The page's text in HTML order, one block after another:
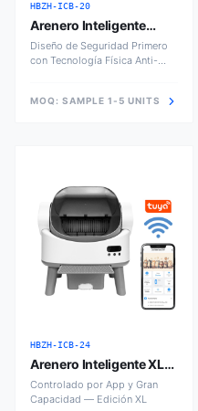
HBZH-ICB-20
Arenero Inteligente
Abierto
Diseño de Seguridad Primero
con Tecnología Física Anti-
MOQ: SAMPLE 1-5 UNITS
HBZH-ICB-24
Arenero Inteligente XL
Pro
Controlado por App y Gran
Capacidad — Edición XL